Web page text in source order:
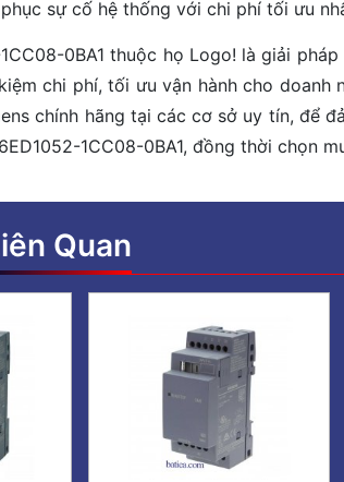
sự cố hệ thống với chi phí tối ưu
0BA1 thuộc họ Logo! là giải
chi phí, tối ưu vận hành cho
chính hãng tại các cơ sở uy tín, để
1CC08-0BA1, đồng thời chọn
Quan